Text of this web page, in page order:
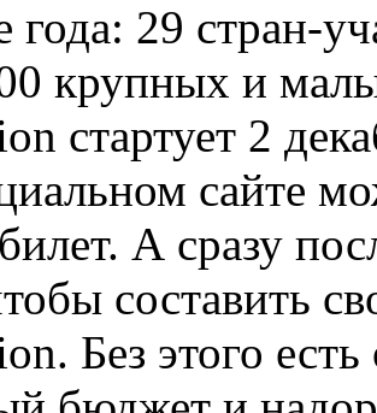
года: 29 стран-
крупных и
стартует 2
сайте
А сразу
составить
Без этого есть